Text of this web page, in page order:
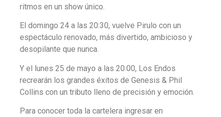
ritmos en un show único.
El domingo 24 a las 20:30, vuelve Pirulo con un
espectáculo renovado, más divertido, ambicioso y
desopilante que nunca.
Y el lunes 25 de mayo a las 20:00, Los Endos
recrearán los grandes éxitos de Genesis & Phil
Collins con un tributo lleno de precisión y emoción.
Para conocer toda la cartelera ingresar en